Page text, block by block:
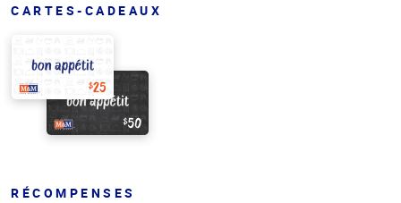
CARTES-CADEAUX
RÉCOMPENSES